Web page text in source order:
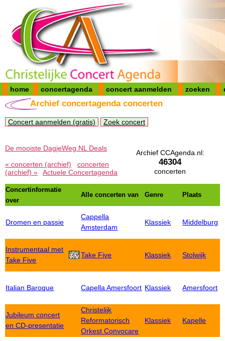
home concertagenda concert aanmelden zoeken
Archief concertagenda concerten
Concert aanmelden (gratis) Zoek concert
Archief CCAgenda.nl:
46304
concerten
De mooiste DagjeWeg.NL Deals
« concerten (archief)
concerten
(archief) »
Actuele Concertagenda
Concertinformatie
over
Alle concerten van Genre Plaats
Dromen en passie
Cappella
Amsterdam
Klassiek Middelburg
Instrumentaal met
Take Five
Take Five Klassiek Stolwijk
Italian Baroque Capella Amersfoort Klassiek Amersfoort
Jubileum concert
en CD-presentatie
Christelijk
Reformatorisch
Orkest Convocare
Klassiek Kapelle